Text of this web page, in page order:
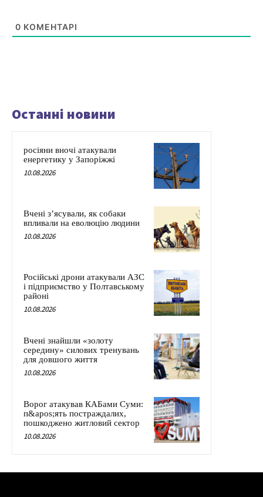
0 КОМЕНТАРІ
Останні новини
росіяни вночі атакували
енергетику у Запоріжжі
10.08.2026
Вчені з’ясували, як собаки
впливали на еволюцію людини
10.08.2026
Російські дрони атакували АЗС
і підприємство у Полтавському
районі
10.08.2026
Вчені знайшли «золоту
середину» силових тренувань
для довшого життя
10.08.2026
Ворог атакував КАБами Суми:
п&apos;ять постраждалих,
пошкоджено житловий сектор
10.08.2026